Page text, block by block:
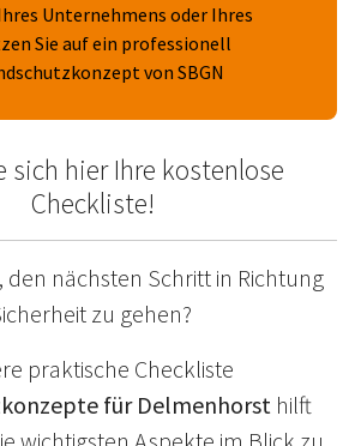
Unternehmens oder Ihres
Sie auf ein professionell
von SBGN
sich hier Ihre kostenlose
Checkliste!
den nächsten Schritt in Richtung
zu gehen?
praktische Checkliste
für Delmenhorst hilft